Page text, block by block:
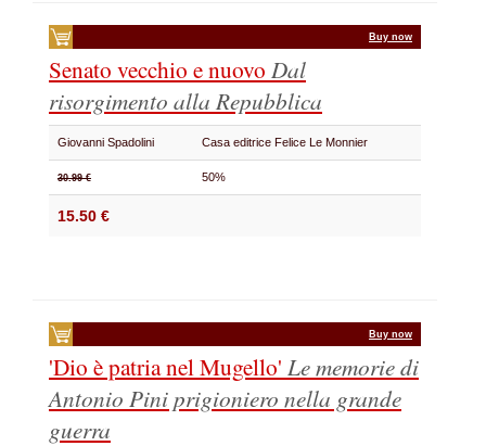
Buy now
Senato vecchio e nuovo Dal
risorgimento alla Repubblica
Giovanni Spadolini Casa editrice Felice Le Monnier
30.99 € 50%
15.50 €
Buy now
'Dio è patria nel Mugello' Le memorie di
Antonio Pini prigioniero nella grande
guerra